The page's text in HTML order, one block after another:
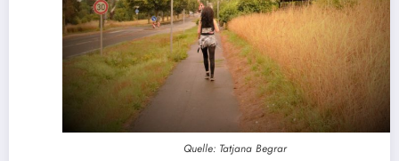
Quelle: Tatjana Begrar